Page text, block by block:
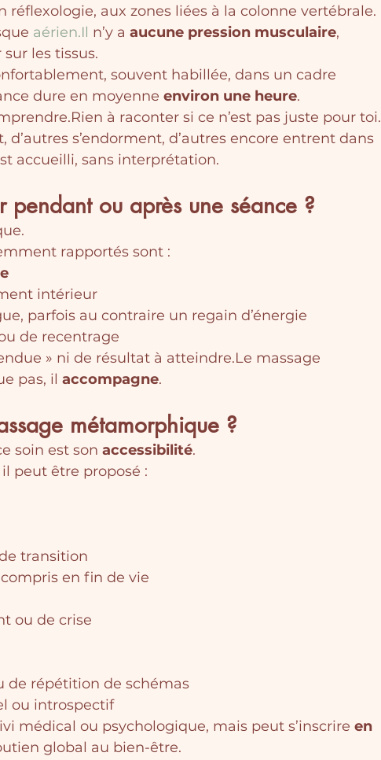
réflexologie, aux zones liées à la colonne vertébrale.
aérien.Il n’y a aucune pression musculaire,
les tissus.
souvent habillée, dans un cadre
dure en moyenne environ une heure.
à raconter si ce n’est pas juste pour toi.
s’endorment, d’autres encore entrent dans
accueilli, sans interprétation.
pendant ou après une séance ?
rapportés sont :
intérieur
parfois au contraire un regain d’énergie
de recentrage
» ni de résultat à atteindre.Le massage
pas, il accompagne.
métamorphique ?
soin est son accessibilité.
peut être proposé :
transition
en fin de vie
ou de crise
de répétition de schémas
ou introspectif
médical ou psychologique, mais peut s’inscrire en
global au bien-être.